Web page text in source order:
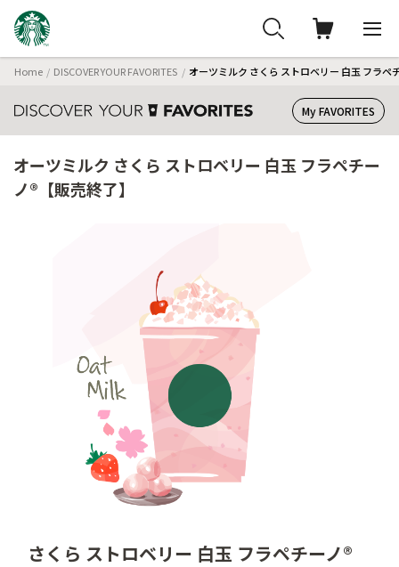
Home DISCOVER YOUR FAVORITES オーツミルク さくら ストロベリー 白玉 フラペ
My FAVORITES
オーツミルク さくら ストロベリー 白玉 フラペチー
ノ®【販売終了】
さくら ストロベリー 白玉 フラペチーノ®